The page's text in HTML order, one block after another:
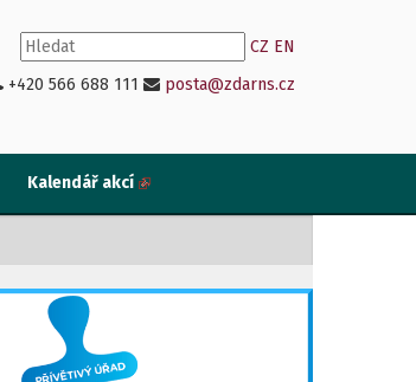
CZ EN
+420 566 688 111
posta@zdarns.cz
Kalendář akcí